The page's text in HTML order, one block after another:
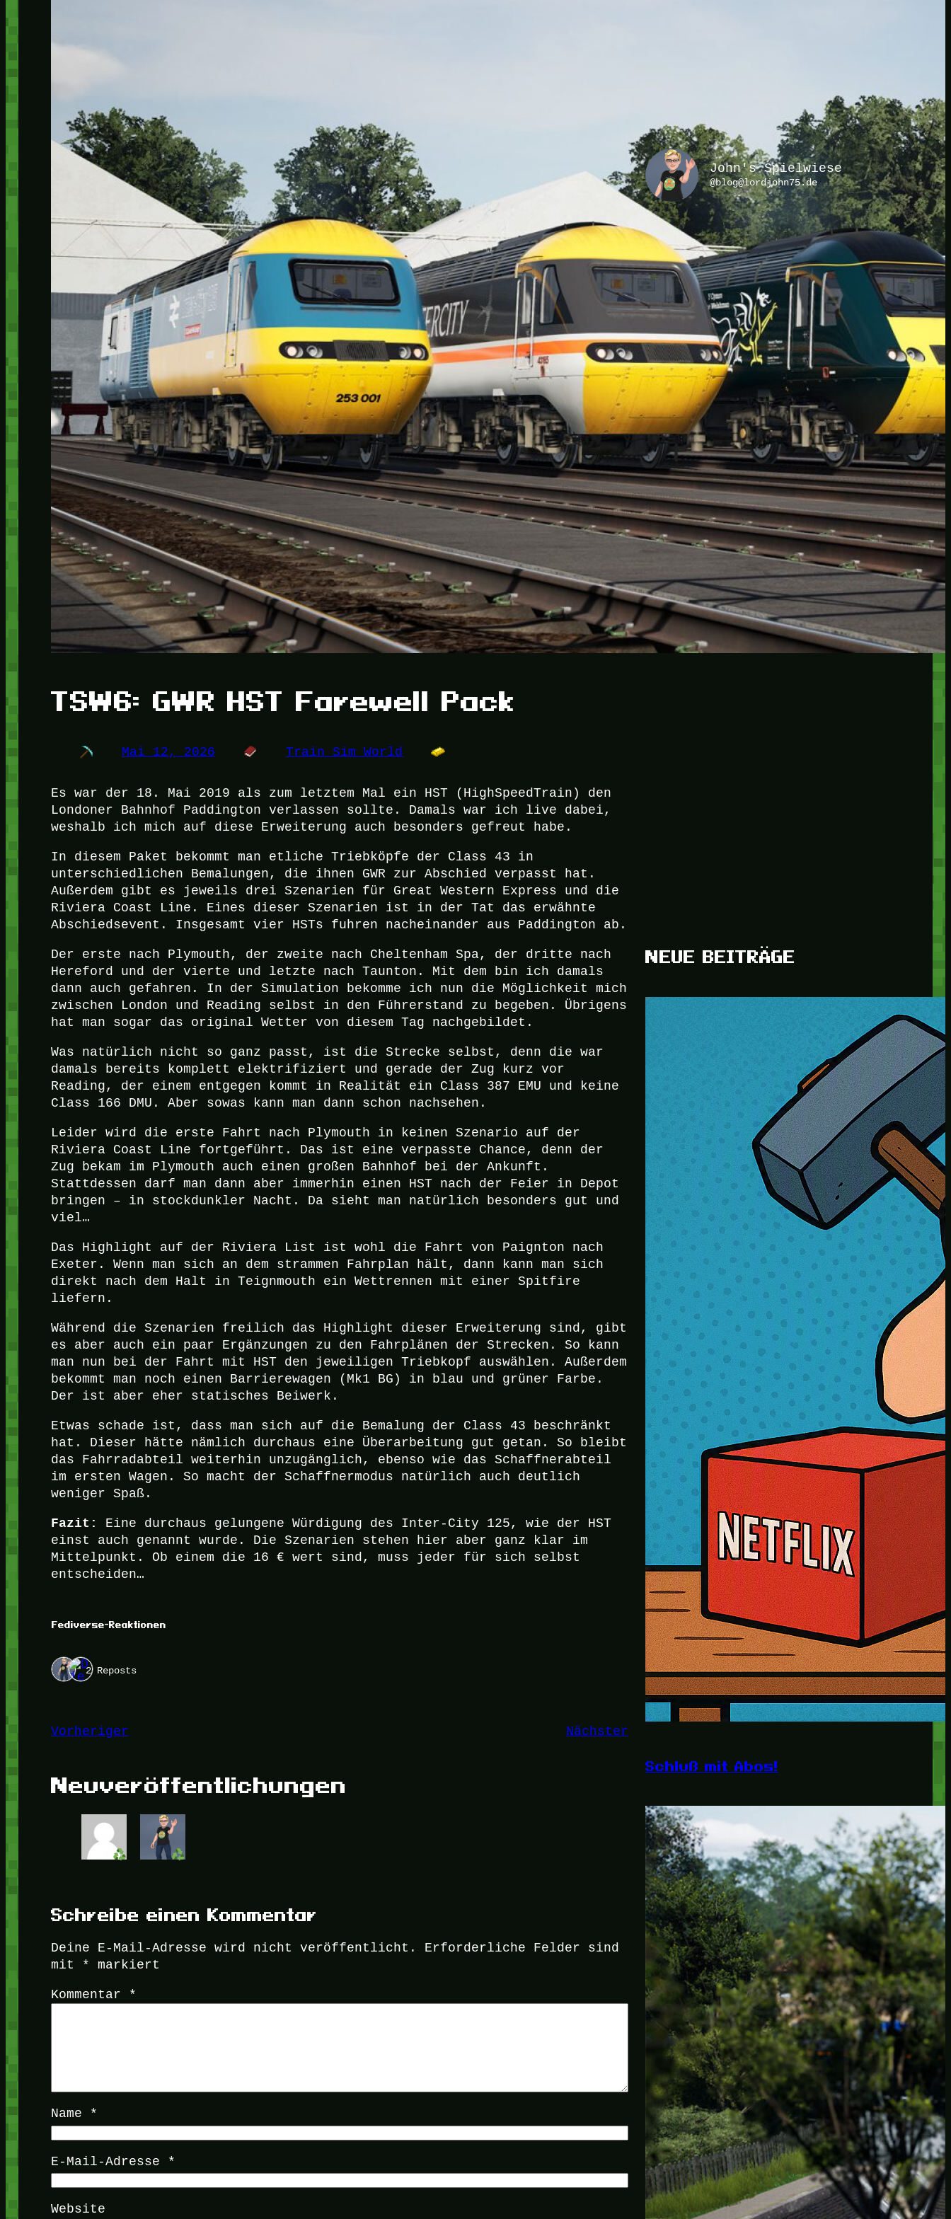
TSW6: GWR HST Farewell Pack
Mai 12, 2026 Train Sim World
Es war der 18. Mai 2019 als zum letztem Mal ein HST (HighSpeedTrain) den
Londoner Bahnhof Paddington verlassen sollte. Damals war ich live dabei,
weshalb ich mich auf diese Erweiterung auch besonders gefreut habe.
In diesem Paket bekommt man etliche Triebköpfe der Class 43 in
unterschiedlichen Bemalungen, die ihnen GWR zur Abschied verpasst hat.
Außerdem gibt es jeweils drei Szenarien für Great Western Express und die
Riviera Coast Line. Eines dieser Szenarien ist in der Tat das erwähnte
Abschiedsevent. Insgesamt vier HSTs fuhren nacheinander aus Paddington ab.
Der erste nach Plymouth, der zweite nach Cheltenham Spa, der dritte nach
Hereford und der vierte und letzte nach Taunton. Mit dem bin ich damals
dann auch gefahren. In der Simulation bekomme ich nun die Möglichkeit mich
zwischen London und Reading selbst in den Führerstand zu begeben. Übrigens
hat man sogar das original Wetter von diesem Tag nachgebildet.
Was natürlich nicht so ganz passt, ist die Strecke selbst, denn die war
damals bereits komplett elektrifiziert und gerade der Zug kurz vor
Reading, der einem entgegen kommt in Realität ein Class 387 EMU und keine
Class 166 DMU. Aber sowas kann man dann schon nachsehen.
Leider wird die erste Fahrt nach Plymouth in keinen Szenario auf der
Riviera Coast Line fortgeführt. Das ist eine verpasste Chance, denn der
Zug bekam im Plymouth auch einen großen Bahnhof bei der Ankunft.
Stattdessen darf man dann aber immerhin einen HST nach der Feier in Depot
bringen – in stockdunkler Nacht. Da sieht man natürlich besonders gut und
viel…
Das Highlight auf der Riviera List ist wohl die Fahrt von Paignton nach
Exeter. Wenn man sich an dem strammen Fahrplan hält, dann kann man sich
direkt nach dem Halt in Teignmouth ein Wettrennen mit einer Spitfire
liefern.
Während die Szenarien freilich das Highlight dieser Erweiterung sind, gibt
es aber auch ein paar Ergänzungen zu den Fahrplänen der Strecken. So kann
man nun bei der Fahrt mit HST den jeweiligen Triebkopf auswählen. Außerdem
bekommt man noch einen Barrierewagen (Mk1 BG) in blau und grüner Farbe.
Der ist aber eher statisches Beiwerk.
Etwas schade ist, dass man sich auf die Bemalung der Class 43 beschränkt
hat. Dieser hätte nämlich durchaus eine Überarbeitung gut getan. So bleibt
das Fahrradabteil weiterhin unzugänglich, ebenso wie das Schaffnerabteil
im ersten Wagen. So macht der Schaffnermodus natürlich auch deutlich
weniger Spaß.
Fazit:
Eine durchaus gelungene Würdigung des Inter-City 125, wie der HST
einst auch genannt wurde. Die Szenarien stehen hier aber ganz klar im
Mittelpunkt. Ob einem die 16 € wert sind, muss jeder für sich selbst
entscheiden…
Fediverse-Reaktionen
2 Reposts
Vorheriger Nächster
Neuveröffentlichungen
Schreibe einen Kommentar
Deine E-Mail-Adresse wird nicht veröffentlicht.
Erforderliche Felder sind
mit * markiert
Kommentar *
Name *
E-Mail-Adresse *
Website
John's Spielwiese
@blog@lordjohn75.de
KATEGORIEN
12Games
Persönlich
Projekte
Sammelsurium
Spielerei
Train Sim World
SPIELMAGAZIN
NEUE BEITRÄGE
Schluß mit Abos!